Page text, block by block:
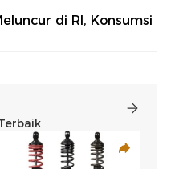
di RI, Konsumsi